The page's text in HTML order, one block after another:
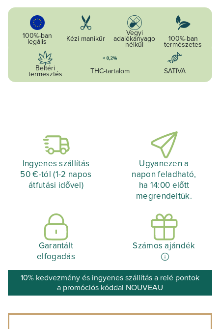
100%-ban
legális Kézi manikűr
Vegyi
adalékanyagok
nélkül
100%-ban
természetes
Beltéri
termesztés THC-tartalom SATIVA
Ingyenes szállítás
50 €-tól (1-2 napos
átfutási idővel)
Ugyanezen a
napon feladható,
ha 14:00 előtt
megrendeltük.
Garantált
elfogadás
Számos ajándék
10% kedvezmény és ingyenes szállítás a relé pontok
a promóciós kóddal NOUVEAU